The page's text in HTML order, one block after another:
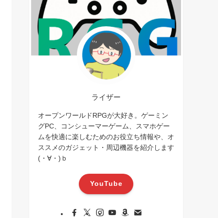
ライザー
オープンワールドRPGが大好き。ゲーミン
グPC、コンシューマーゲーム、スマホゲー
ムを快適に楽しむためのお役立ち情報や、オ
ススメのガジェット・周辺機器を紹介します
(・∀・)ｂ
YouTube